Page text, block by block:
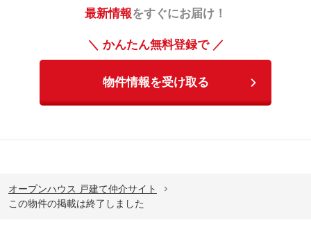
最新情報をすぐにお届け！
＼ かんたん無料登録で ／
物件情報を受け取る
オープンハウス 戸建て仲介サイト
この物件の掲載は終了しました